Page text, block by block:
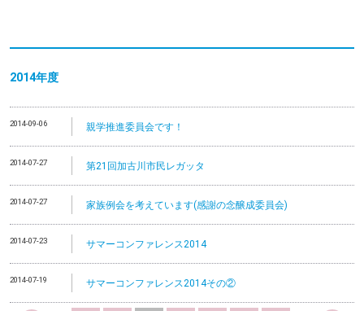
2014年度
2014-09-06 親学推進委員会です！
2014-07-27 第21回加古川市民レガッタ
2014-07-27 家族例会を考えています(感謝の念醸成委員会)
2014-07-23 サマーコンファレンス2014
2014-07-19 サマーコンファレンス2014その②